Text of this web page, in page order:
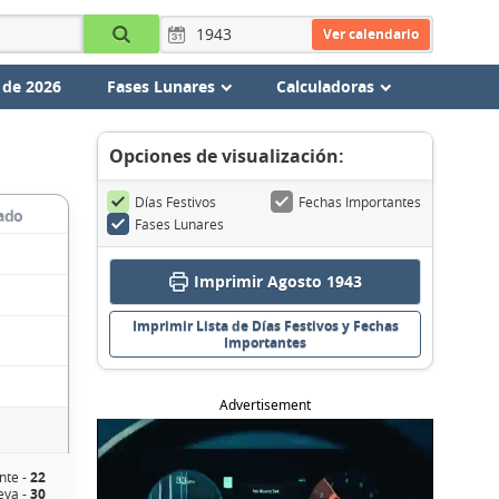
Ver calendario
2026 Fases Lunares Calculadoras
-22
-30
Opciones de visualización:
Días Festivos
Fechas Importantes
Fases Lunares
Imprimir Agosto 1943
Imprimir Lista de Días Festivos y Fechas
Importantes
Advertisement